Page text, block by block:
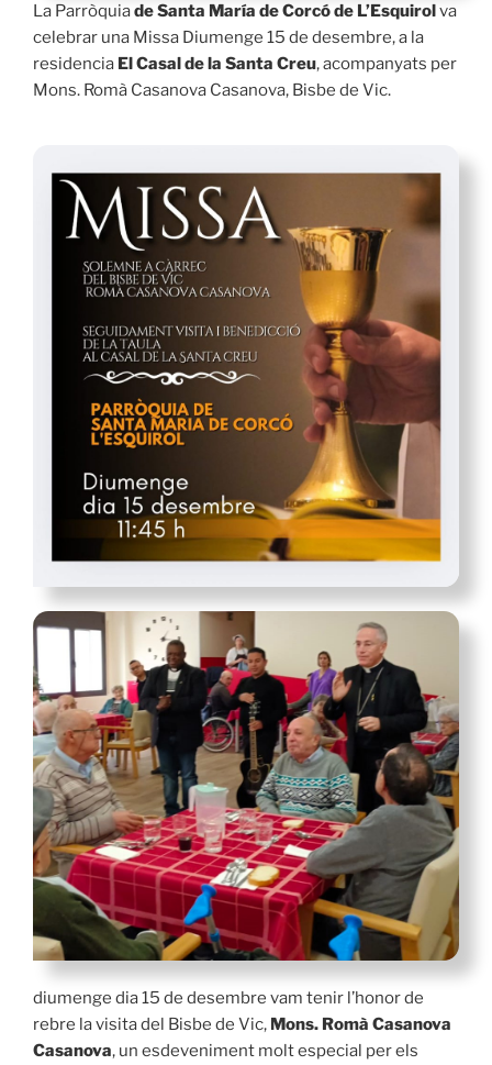
La Parròquiade Santa María de Corcó de L’Esquirolva
celebrar una Missa Diumenge 15 de desembre, a la
residencia El Casal de la Santa Creu, acompanyats per
Mons. Romà Casanova Casanova, Bisbe de Vic.
diumenge dia 15 de desembre vam tenir l’honor de
rebre la visita del Bisbe de Vic, Mons. Romà Casanova
Casanova, un esdeveniment molt especial per els